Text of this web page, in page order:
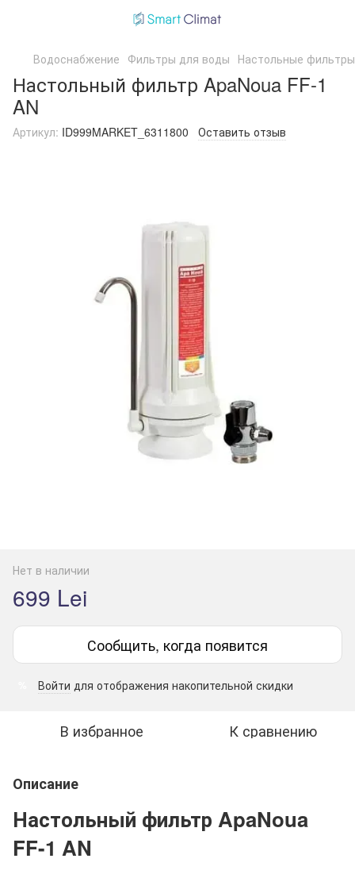
Водоснабжение Фильтры для воды Настольные фильтры
Настольный фильтр ApaNoua FF-1
AN
Артикул: ID999MARKET_6311800 Оставить отзыв
Нет в наличии
699 Lei
Сообщить, когда появится
Войти для отображения накопительной скидки
В избранное К сравнению
Описание
Настольный фильтр ApaNoua
FF-1 AN